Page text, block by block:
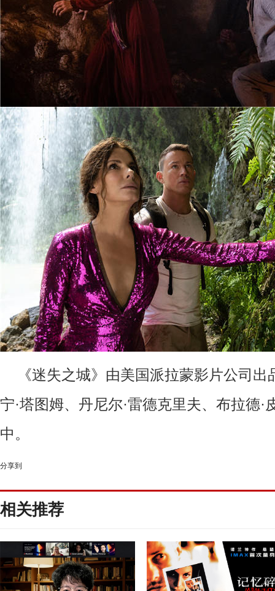
《迷失之城》由美国派拉蒙影片公司
宁·塔图姆、丹尼尔·雷德克里夫、布拉德·
中。
分享到
相关推荐